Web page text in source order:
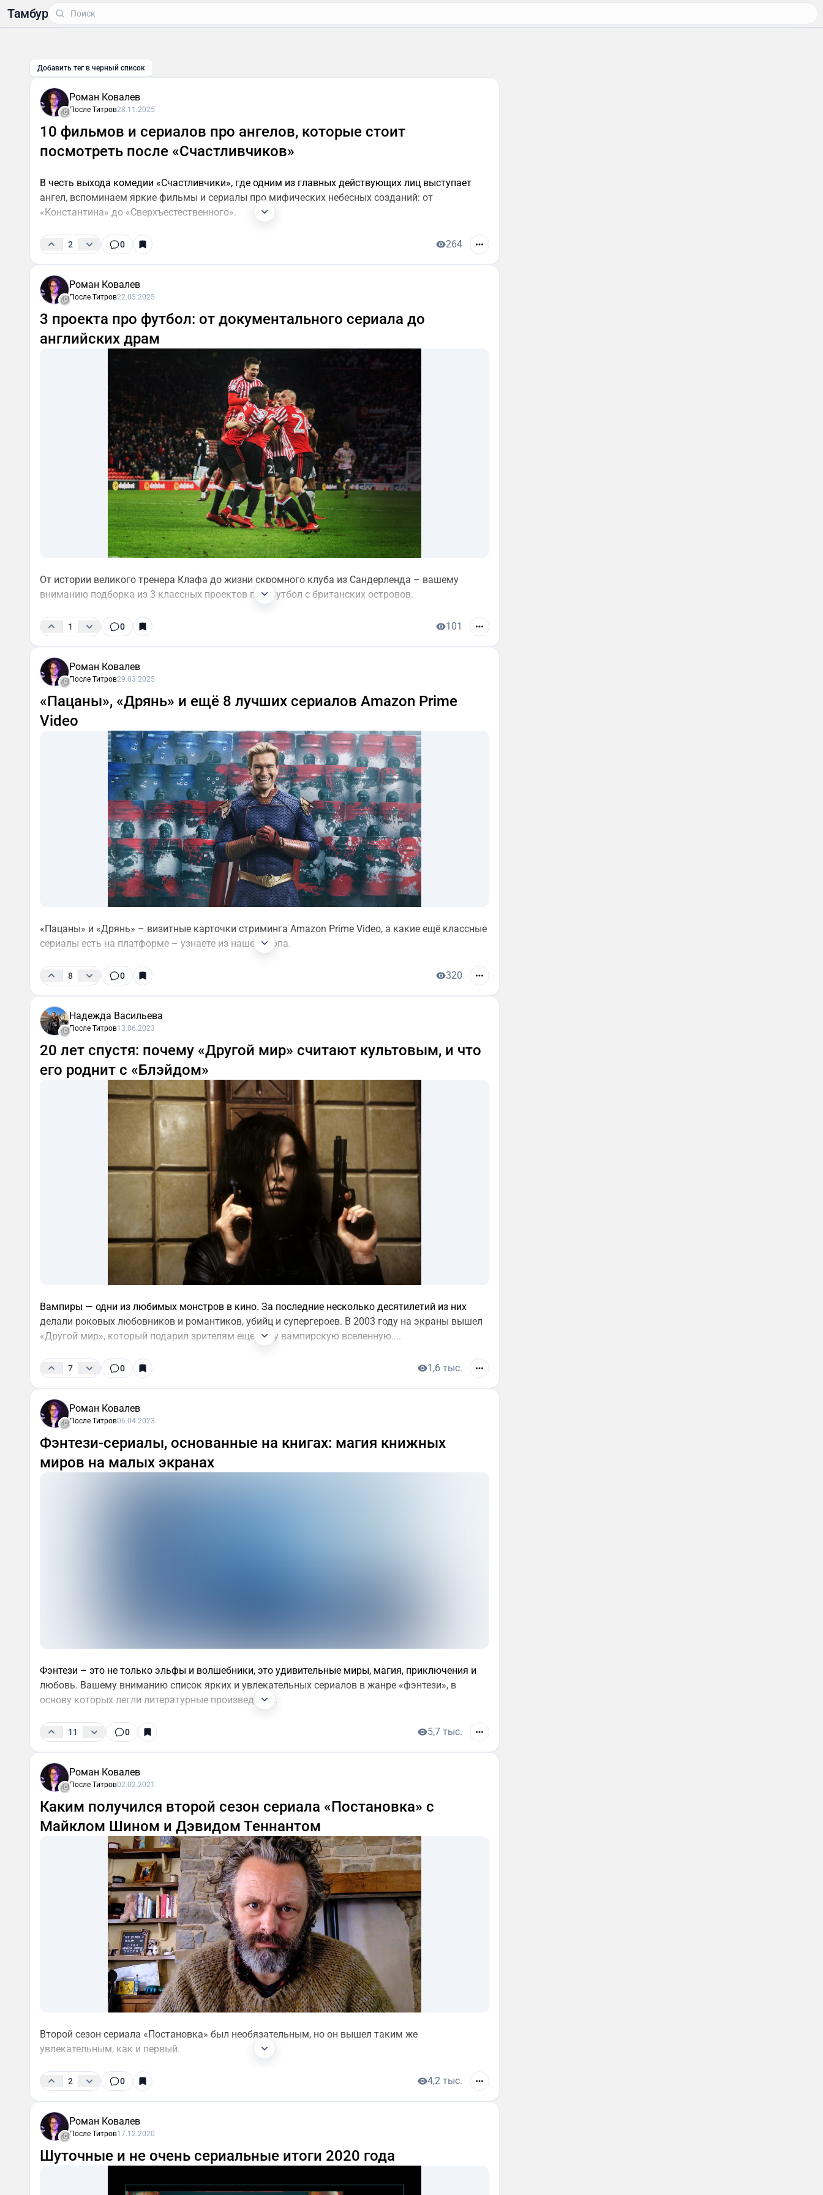
Тамбур
Добавить тег в черный список
Роман Ковалев
После Титров28.11.2025
10 фильмов и сериалов про ангелов, которые стоит
посмотреть после «Счастливчиков»
В честь выхода комедии «Счастливчики», где одним из главных действующих лиц выступает
ангел, вспоминаем яркие фильмы и сериалы про мифических небесных созданий: от
«Константина» до «Сверхъестественного».
2 0 264
Роман Ковалев
После Титров22.05.2025
3 проекта про футбол: от документального сериала до
английских драм
От истории великого тренера Клафа до жизни скромного клуба из Сандерленда – вашему
вниманию подборка из 3 классных проектов про футбол с британских островов.
1 0 101
Роман Ковалев
После Титров29.03.2025
«Пацаны», «Дрянь» и ещё 8 лучших сериалов Amazon Prime
Video
«Пацаны» и «Дрянь» – визитные карточки стриминга Amazon Prime Video, а какие ещё классные
сериалы есть на платформе – узнаете из нашего топа.
8 0 320
Надежда Васильева
После Титров13.06.2023
20 лет спустя: почему «Другой мир» считают культовым, и что
его роднит с «Блэйдом»
Вампиры — одни из любимых монстров в кино. За последние несколько десятилетий из них
делали роковых любовников и романтиков, убийц и супергероев. В 2003 году на экраны вышел
«Другой мир», который подарил зрителям еще одну вампирскую вселенную....
7 0 1,6 тыс.
Роман Ковалев
После Титров06.04.2023
Фэнтези-сериалы, основанные на книгах: магия книжных
миров на малых экранах
Фэнтези – это не только эльфы и волшебники, это удивительные миры, магия, приключения и
любовь. Вашему вниманию список ярких и увлекательных сериалов в жанре «фэнтези», в
основу которых легли литературные произведения.
11 0 5,7 тыс.
Роман Ковалев
После Титров02.02.2021
Каким получился второй сезон сериала «Постановка» с
Майклом Шином и Дэвидом Теннантом
Второй сезон сериала «Постановка» был необязательным, но он вышел таким же
увлекательным, как и первый.
2 0 4,2 тыс.
Роман Ковалев
После Титров17.12.2020
Шуточные и не очень сериальные итоги 2020 года